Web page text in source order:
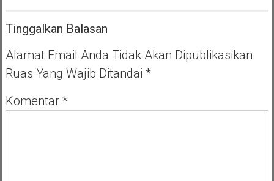
Lumpur,
Turun
Tinggalkan Balasan
Alamat Email Anda Tidak Akan Dipublikasikan.
Ruas Yang Wajib Ditandai *
Komentar *